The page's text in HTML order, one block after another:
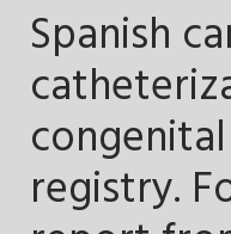
Spanish
registry.